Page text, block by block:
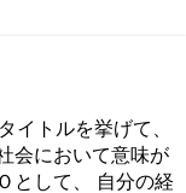
イトルを挙げて、
会において意味が
として、 自分の経